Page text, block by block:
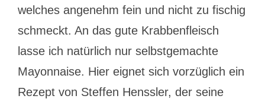
welches angenehm fein und nicht zu fischig
schmeckt. An das gute Krabbenfleisch
lasse ich natürlich nur selbstgemachte
Mayonnaise. Hier eignet sich vorzüglich ein
Rezept von Steffen Henssler, der seine